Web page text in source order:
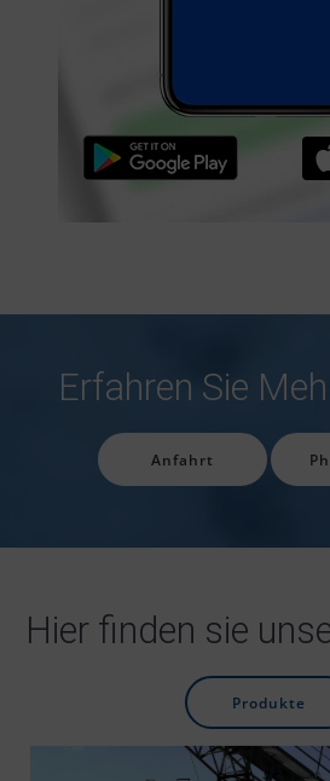
Erfahren Sie
Anfahrt
Hier finden sie
Produkte